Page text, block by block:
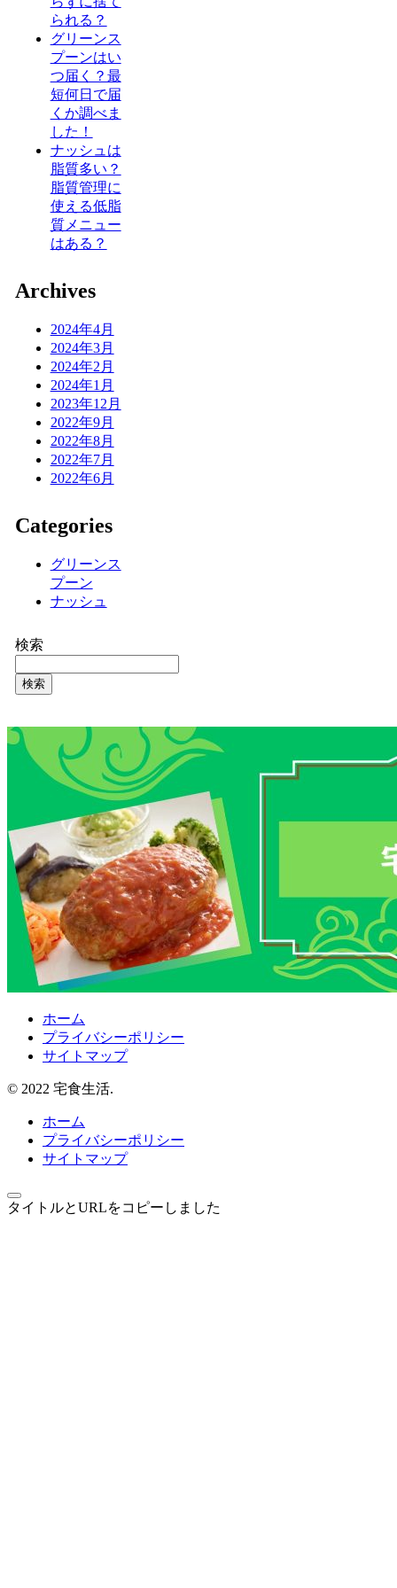
られる？
グリーンス
プーンはい
つ届く？最
短何日で届
くか調べま
した！
ナッシュは
脂質多い？
脂質管理に
使える低脂
質メニュー
はある？
Archives
2024年4月
2024年3月
2024年2月
2024年1月
2023年12月
2022年9月
2022年8月
2022年7月
2022年6月
Categories
グリーンス
プーン
ナッシュ
検索
検索
ホーム
プライバシーポリシー
サイトマップ
© 2022 宅食生活.
ホーム
プライバシーポリシー
サイトマップ
タイトルとURLをコピーしました